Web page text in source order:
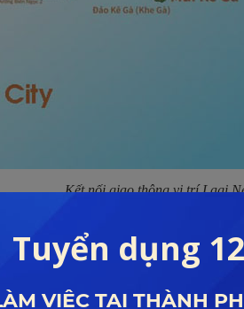
Kết nối giao thông vị trí Lagi
Hỗ trợ tư vấn dự án Lagi New
Hotline: 0927.59.79.79